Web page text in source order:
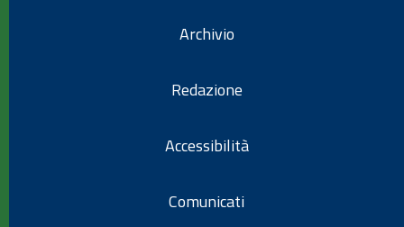
Archivio
Redazione
Accessibilità
Comunicati